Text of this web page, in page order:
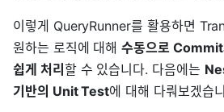
이렇게 QueryRunner를 활용하면
원하는 로직에 대해수동으로
쉽게 처리할 수 있습니다. 다음에는
기반의 Unit Test에 대해 다뤄보겠습